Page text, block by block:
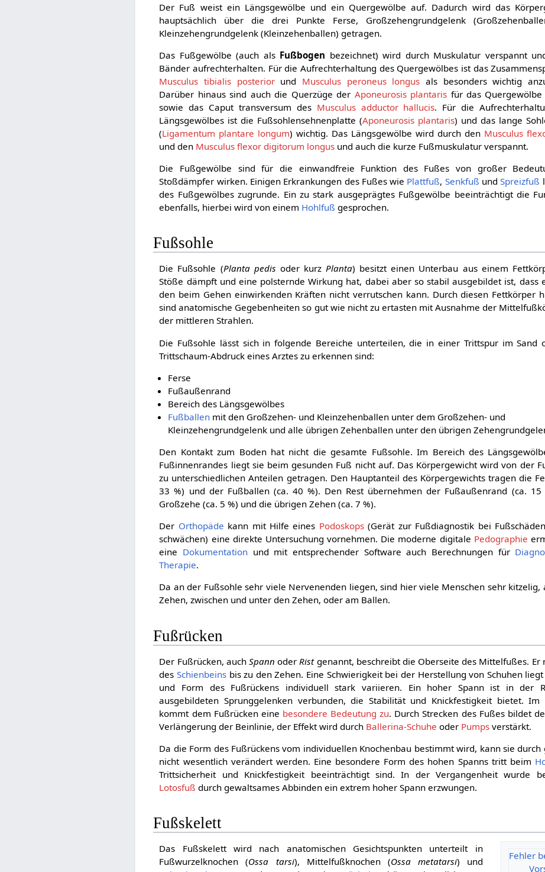
Der Fuß weist ein Längsgewölbe und ein Quergewölbe auf. Dadurch wird das
hauptsächlich über die drei Punkte Ferse, Großzehengrundgelenk
Kleinzehengrundgelenk (Kleinzehenballen) getragen.
Das Fußgewölbe (auch als Fußbogen bezeichnet) wird durch Muskulatur verspannt
Bänder aufrechterhalten. Für die Aufrechterhaltung des Quergewölbes ist das
Musculus tibialis posteriorund Musculus peroneus longus als besonders wichtig
Darüber hinaus sind auch die Querzüge der Aponeurosis plantaris für das Quergewölbe
sowie das Caput transversum des Musculus adductor hallucis. Für die
Längsgewölbes ist die Fußsohlensehnenplatte (Aponeurosis plantaris) und das lange
(Ligamentum plantare longum) wichtig. Das Längsgewölbe wird durch den Musculus
und den Musculus flexor digitorum longus und auch die kurze Fußmuskulatur verspannt.
Die Fußgewölbe sind für die einwandfreie Funktion des Fußes von großer
Stoßdämpfer wirken. Einigen Erkrankungen des Fußes wie Plattfuß, Senkfuß undSpreizfuß
des Fußgewölbes zugrunde. Ein zu stark ausgeprägtes Fußgewölbe beeinträchtigt die
ebenfalls, hierbei wird von einem Hohlfuß gesprochen.
Fußsohle
Die Fußsohle (Planta pedis oder kurzPlanta) besitzt einen Unterbau aus einem
Stöße dämpft und eine polsternde Wirkung hat, dabei aber so stabil ausgebildet ist, dass
den beim Gehen einwirkenden Kräften nicht verrutschen kann. Durch diesen Fettkörper
sind anatomische Gegebenheiten so gut wie nicht zu ertasten mit Ausnahme der
der mittleren Strahlen.
Die Fußsohle lässt sich in folgende Bereiche unterteilen, die in einer Trittspur im Sand
Trittschaum-Abdruck eines Arztes zu erkennen sind:
Ferse
Fußaußenrand
Bereich des Längsgewölbes
Fußballenmit den Großzehen- und Kleinzehenballen unter dem Großzehen- und
Kleinzehengrundgelenk und alle übrigen Zehenballen unter den übrigen
Den Kontakt zum Boden hat nicht die gesamte Fußsohle. Im Bereich des
Fußinnenrandes liegt sie beim gesunden Fuß nicht auf. Das Körpergewicht wird von der
zu unterschiedlichen Anteilen getragen. Den Hauptanteil des Körpergewichts tragen die
33 %) und der Fußballen (ca. 40 %). Den Rest übernehmen der Fußaußenrand (ca. 15
Großzehe (ca. 5 %) und die übrigen Zehen (ca. 7 %).
Der Orthopäde kann mit Hilfe eines Podoskops(Gerät zur Fußdiagnostik bei
schwächen) eine direkte Untersuchung vornehmen. Die moderne digitale Pedographie
eine Dokumentation und mit entsprechender Software auch Berechnungen für
Therapie.
Da an der Fußsohle sehr viele Nervenenden liegen, sind hier viele Menschen sehr kitzelig,
Zehen, zwischen und unter den Zehen, oder am Ballen.
Fußrücken
Der Fußrücken, auch Spann oder Ristgenannt, beschreibt die Oberseite des Mittelfußes. Er
des Schienbeins bis zu den Zehen. Eine Schwierigkeit bei der Herstellung von Schuhen
und Form des Fußrückens individuell stark variieren. Ein hoher Spann ist in der
ausgebildeten Sprunggelenken verbunden, die Stabilität und Knickfestigkeit bietet. Im
kommt dem Fußrücken eine besondere Bedeutung zu. Durch Strecken des Fußes bildet
Verlängerung der Beinlinie, der Effekt wird durch Ballerina-Schuhe oder Pumps verstärkt.
Da die Form des Fußrückens vom individuellen Knochenbau bestimmt wird, kann sie durch
nicht wesentlich verändert werden. Eine besondere Form des hohen Spanns tritt beim
Trittsicherheit und Knickfestigkeit beeinträchtigt sind. In der Vergangenheit wurde
Lotosfuß durch gewaltsames Abbinden ein extrem hoher Spann erzwungen.
Fußskelett
Fehler
Das Fußskelett wird nach anatomischen Gesichtspunkten unterteilt in
Fußwurzelknochen (Ossa tarsi), Mittelfußknochen (Ossa metatarsi) und